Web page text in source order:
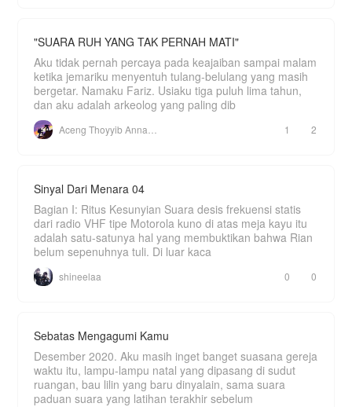
semua."
"SUARA RUH YANG TAK PERNAH MATI"
Aku tidak pernah percaya pada keajaiban sampai malam
ketika jemariku menyentuh tulang-belulang yang masih
bergetar. Namaku Fariz. Usiaku tiga puluh lima tahun,
dan aku adalah arkeolog yang paling dib
1 2
Sinyal Dari Menara 04
Bagian I: Ritus Kesunyian Suara desis frekuensi statis
dari radio VHF tipe Motorola kuno di atas meja kayu itu
adalah satu-satunya hal yang membuktikan bahwa Rian
belum sepenuhnya tuli. Di luar kaca
shineelaa 0 0
Sebatas Mengagumi Kamu
Desember 2020. Aku masih inget banget suasana gereja
waktu itu, lampu-lampu natal yang dipasang di sudut
ruangan, bau lilin yang baru dinyalain, sama suara
paduan suara yang latihan terakhir sebelum